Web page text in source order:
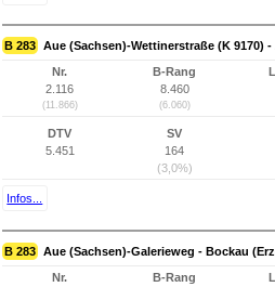
B 283 Aue (Sachsen)-Wettinerstraße (K 9170)
Nr.
2.116
(11.866)
B-Rang
8.460
(6.060)
DTV
5.451
SV
164
(3,0%)
Infos...
B 283 Aue (Sachsen)-Galerieweg - Bockau
Nr.
B-Rang